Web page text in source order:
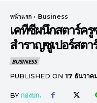
หน้าแรก Business
เคทีซีผนึกสตาร์ครู
สำราญซูเปอร์สตา
BUSINESS
PUBLISHED ON 17 ธันวาค
BY กองบก.